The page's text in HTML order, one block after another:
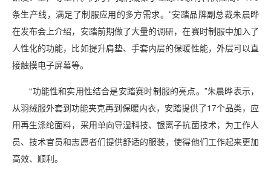
条生产线，满足了制服应用的多方需求。”安踏品牌副总裁朱晨晔
在发布会上介绍，安踏前期做了大量的调研，在赛时制服中加入了
人性化的功能，比如提升肩垫、手套内层的保暖性能，外层可以直
接触摸电子屏幕等。
“功能性和实用性结合是安踏赛时制服的亮点。”朱晨晔表示，
从羽绒服外套到功能夹克再到保暖内衣，安踏提供了17个品类，应
用再生涤纶面料，采用单向导湿科技、银离子抗菌技术，为工作人
员、技术官员和志愿者们提供舒适的服装，使得他们工作起来更加
高效、顺利。